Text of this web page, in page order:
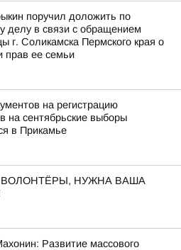
поручил доложить по
делу в связи с обращением
г. Соликамска Пермского края о
прав ее семьи
на регистрацию
на сентябрьские выборы
в Прикамье
НУЖНА ВАША
Развитие массового